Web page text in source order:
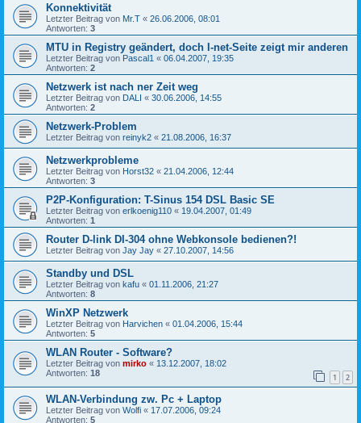
Konnektivität
Letzter Beitrag von Mr.T « 26.06.2006, 08:01
Antworten: 3
MTU in Registry geändert, doch I-net-Seite zeigt mir anderen
Letzter Beitrag von Pascal1 « 06.04.2007, 19:35
Antworten: 2
Netzwerk ist nach ner Zeit weg
Letzter Beitrag von DALI « 30.06.2006, 14:55
Antworten: 2
Netzwerk-Problem
Letzter Beitrag von reinyk2 « 21.08.2006, 16:37
Netzwerkprobleme
Letzter Beitrag von Horst32 « 21.04.2006, 12:44
Antworten: 3
P2P-Konfiguration: T-Sinus 154 DSL Basic SE
Letzter Beitrag von erlkoenig110 « 19.04.2007, 01:49
Antworten: 1
Router D-link DI-304 ohne Webkonsole bedienen?!
Letzter Beitrag von Jay Jay « 27.10.2007, 14:56
Standby und DSL
Letzter Beitrag von kafu « 01.11.2006, 21:27
Antworten: 8
WinXP Netzwerk
Letzter Beitrag von Harvichen « 01.04.2006, 15:44
Antworten: 5
WLAN Router - Software?
Letzter Beitrag von mirko « 13.12.2007, 18:02
Antworten: 18 1 2
WLAN-Verbindung zw. Pc + Laptop
Letzter Beitrag von Wolfi « 17.07.2006, 09:24
Antworten: 5